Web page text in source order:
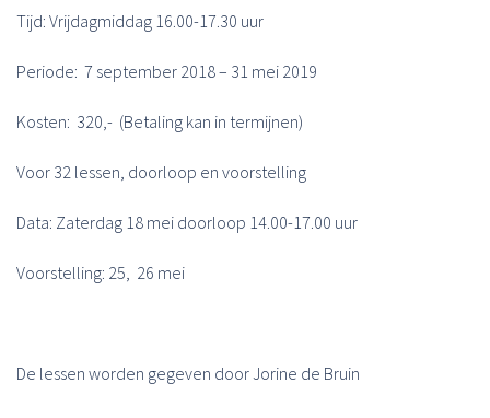
Tijd: Vrijdagmiddag 16.00-17.30 uur
Periode: 7 september 2018 – 31 mei 2019
Kosten: 320,- (Betaling kan in termijnen)
Voor 32 lessen, doorloop en voorstelling
Data: Zaterdag 18 mei doorloop 14.00-17.00 uur
Voorstelling: 25, 26 mei
De lessen worden gegeven door Jorine de Bruin